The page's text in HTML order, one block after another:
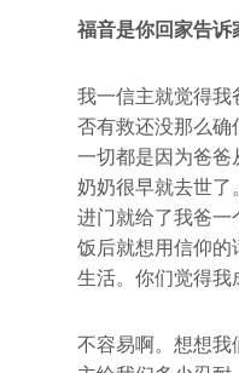
福音是你回家告诉
我一信主就觉得我
否有救还没那么确
一切都是因为爸爸
奶奶很早就去世了
进门就给了我爸一
饭后就想用信仰的
生活。你们觉得我
不容易啊。想想我